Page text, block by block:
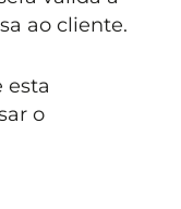
ao cliente.
esta
o